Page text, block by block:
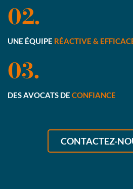
02.
UNE ÉQUIPE RÉACTIVE &
03.
DES AVOCATS DE CONFIANCE
CONTACTEZ-